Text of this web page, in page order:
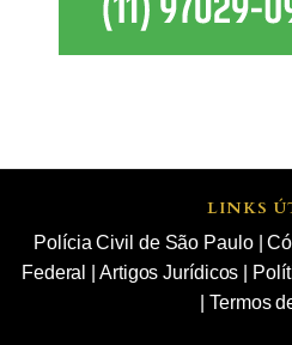
LINKS
Polícia Civil de São Paulo|
Federal
Artigos Jurídicos
|Termos